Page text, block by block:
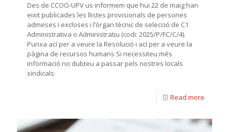
Des de CCOO-UPV us informem que hui 22 de maig han
eixit publicades les llistes provisionals de persones
admeses i excloses i l’òrgan tècnic de selecció de C1
Administrativa o Administratiu (codi: 2025/P/FC/C/4).
Punxa ací per a veure la Resolució i ací per a veure la
pàgina de recursos humans Si necessiteu més
informació no dubteu a passar pels nostres locals
sindicals
Read more